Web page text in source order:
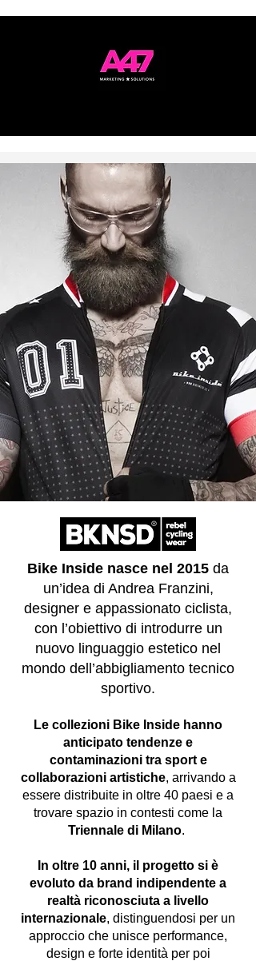
Bike Inside nasce nel 2015 da
un’idea di Andrea Franzini,
designer e appassionato ciclista,
con l’obiettivo di introdurre un
nuovo linguaggio estetico nel
mondo dell’abbigliamento tecnico
sportivo.
Le collezioni Bike Inside hanno
anticipato tendenze e
contaminazioni tra sport e
collaborazioni artistiche, arrivando a
essere distribuite in oltre 40 paesi e a
trovare spazio in contesti come la
Triennale di Milano.
In oltre 10 anni, il progetto si è
evoluto da brand indipendente a
realtà riconosciuta a livello
internazionale, distinguendosi per un
approccio che unisce performance,
design e forte identità per poi